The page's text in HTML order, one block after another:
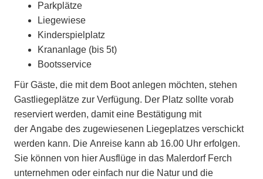
Parkplätze
Liegewiese
Kinderspielplatz
Krananlage (bis 5t)
Bootsservice
Für Gäste, die mit dem Boot anlegen möchten, stehen
Gastliegeplätze zur Verfügung. Der Platz sollte vorab
reserviert werden, damit eine Bestätigung mit
der Angabe des zugewiesenen Liegeplatzes verschickt
werden kann. Die Anreise kann ab 16.00 Uhr erfolgen.
Sie können von hier Ausflüge in das Malerdorf Ferch
unternehmen oder einfach nur die Natur und die